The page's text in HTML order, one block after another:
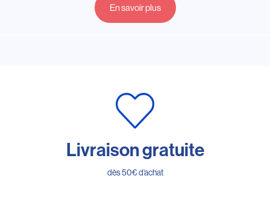
En savoir plus
Livraison gratuite
dès 50€ d’achat